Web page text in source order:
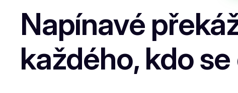
Napínavé
každého, kdo